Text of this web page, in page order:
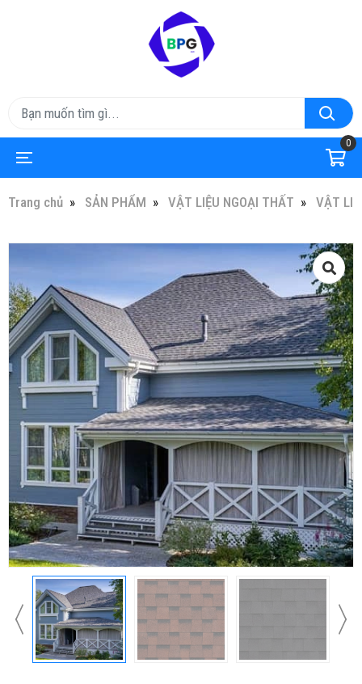
0
Trang chủ SẢN PHẨM VẬT LIỆU NGOẠI THẤT VẬT